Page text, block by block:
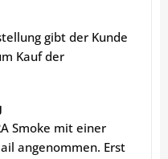
gibt der Kunde
Kauf der
Smoke mit einer
angenommen. Erst